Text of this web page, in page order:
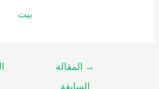
بيت
→
المقالة
السابقة